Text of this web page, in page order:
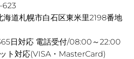
道札幌市白石区東米里2198番地
日対応 電話受付/08:00～22:00
ト対応(VISA・MasterCard)